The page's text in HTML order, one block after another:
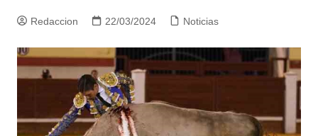
Redaccion 22/03/2024 Noticias